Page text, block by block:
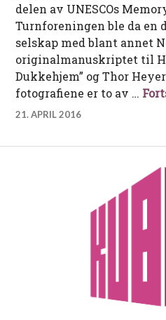
delen av UNESCOs
Turnforeningen ble da en
selskap med blant annet
originalmanuskriptet til
Dukkehjem” og Thor
fotografiene er to av …
21. APRIL 2016